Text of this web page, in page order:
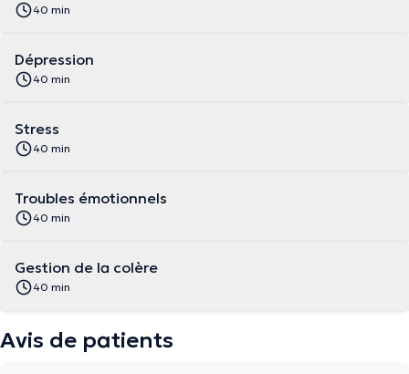
40 min
Dépression
40 min
Stress
40 min
Troubles émotionnels
40 min
Gestion de la colère
40 min
Avis de patients